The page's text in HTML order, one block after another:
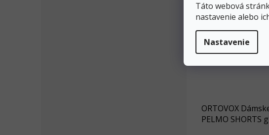
Táto webová
nastavenie alebo
Nastavenie
ORTOVOX
PELMO SHORTS